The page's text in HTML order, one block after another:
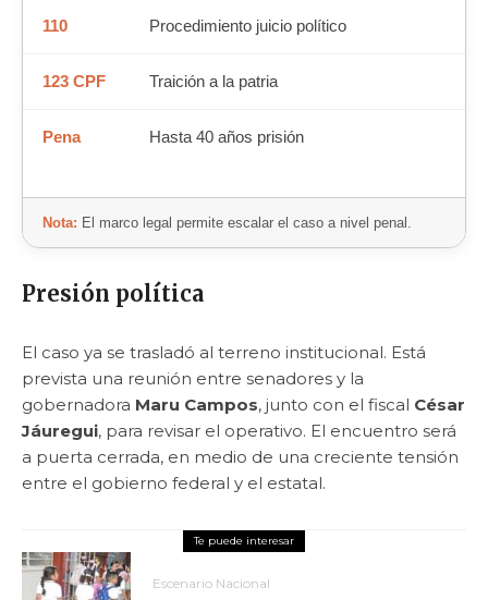
110 Procedimiento juicio político
123 CPF Traición a la patria
Pena Hasta 40 años prisión
Nota: El marco legal permite escalar el caso a nivel penal.
Presión política
El caso ya se trasladó al terreno institucional. Está
prevista una reunión entre senadores y la
gobernadora Maru Campos, junto con el fiscal César
Jáuregui, para revisar el operativo. El encuentro será
a puerta cerrada, en medio de una creciente tensión
entre el gobierno federal y el estatal.
Escenario Nacional